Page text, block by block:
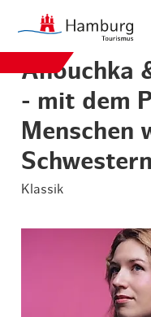
Anouchka
- mit dem
Menschen
Klassik